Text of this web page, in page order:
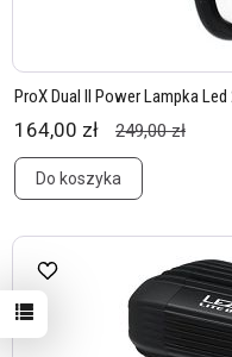
ProX Dual II Power Lampka
164,00 zł 249,00 zł
Do koszyka